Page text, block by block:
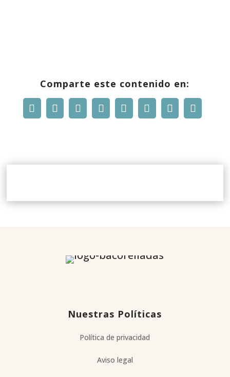
Comparte este contenido en:
Nuestras Políticas
Política de privacidad
Aviso legal